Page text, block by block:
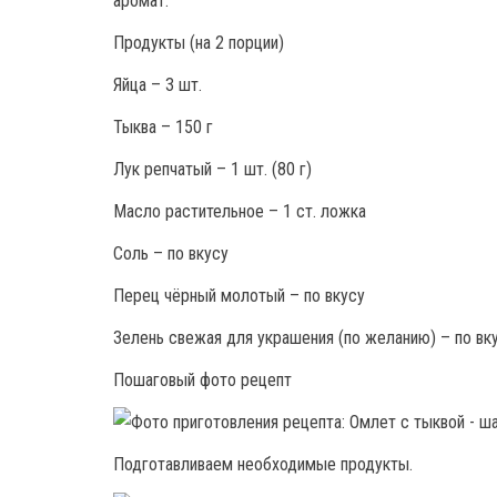
Продукты (на 2 порции)
Яйца – 3 шт.
Тыква – 150 г
Лук репчатый – 1 шт. (80 г)
Масло растительное – 1 ст. ложка
Соль – по вкусу
Перец чёрный молотый – по вкусу
Зелень свежая для украшения (по желанию) – по
Пошаговый фото рецепт
Подготавливаем необходимые продукты.